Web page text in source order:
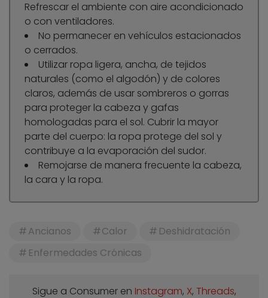
Refrescar el ambiente con aire acondicionado
o con ventiladores.
No permanecer en vehículos estacionados
o cerrados.
Utilizar ropa ligera, ancha, de tejidos
naturales (como el algodón) y de colores
claros, además de usar sombreros o gorras
para proteger la cabeza y gafas
homologadas para el sol. Cubrir la mayor
parte del cuerpo: la ropa protege del sol y
contribuye a la evaporación del sudor.
Remojarse de manera frecuente la cabeza,
la cara y la ropa.
Ancianos Calor
Deshidratación
Enfermedades Crónicas
Sigue a Consumer en Instagram, X, Threads,